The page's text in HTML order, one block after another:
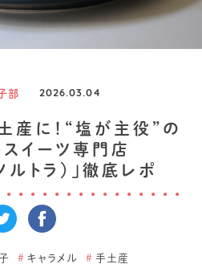
部 2026.03.04
産に！“塩が主役”の
イーツ専門店
ルトラ）」徹底レポ
# キャラメル # 手土産